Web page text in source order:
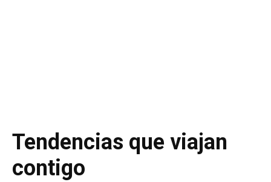
Tendencias que viajan
contigo